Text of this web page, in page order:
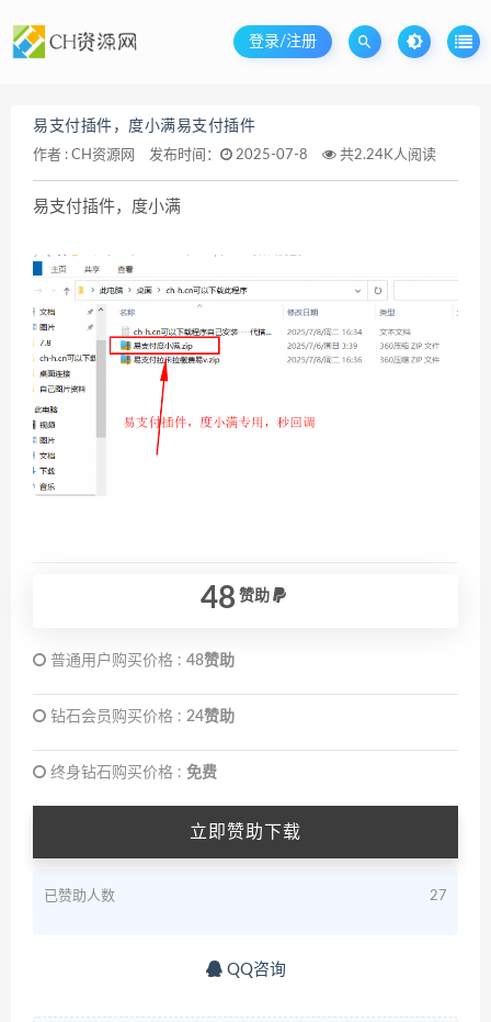
登录/注册
易支付插件，度小满易支付插件
作者 : CH资源网 发布时间： 2025-07-8 共2.24K人阅读
易支付插件，度小满
48 赞助
普通用户购买价格 : 48赞助
钻石会员购买价格 : 24赞助
终身钻石购买价格 : 免费
立即赞助下载
已赞助人数 27
QQ咨询